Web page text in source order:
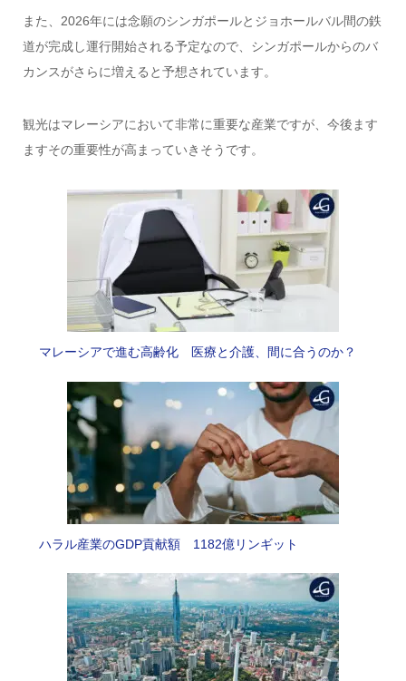
また、2026年には念願のシンガポールとジョホールバル間の鉄
道が完成し運行開始される予定なので、シンガポールからのバ
カンスがさらに増えると予想されています。
観光はマレーシアにおいて非常に重要な産業ですが、今後ます
ますその重要性が高まっていきそうです。
マレーシアで進む高齢化 医療と介護、間に合うのか？
ハラル産業のGDP貢献額 1182億リンギット